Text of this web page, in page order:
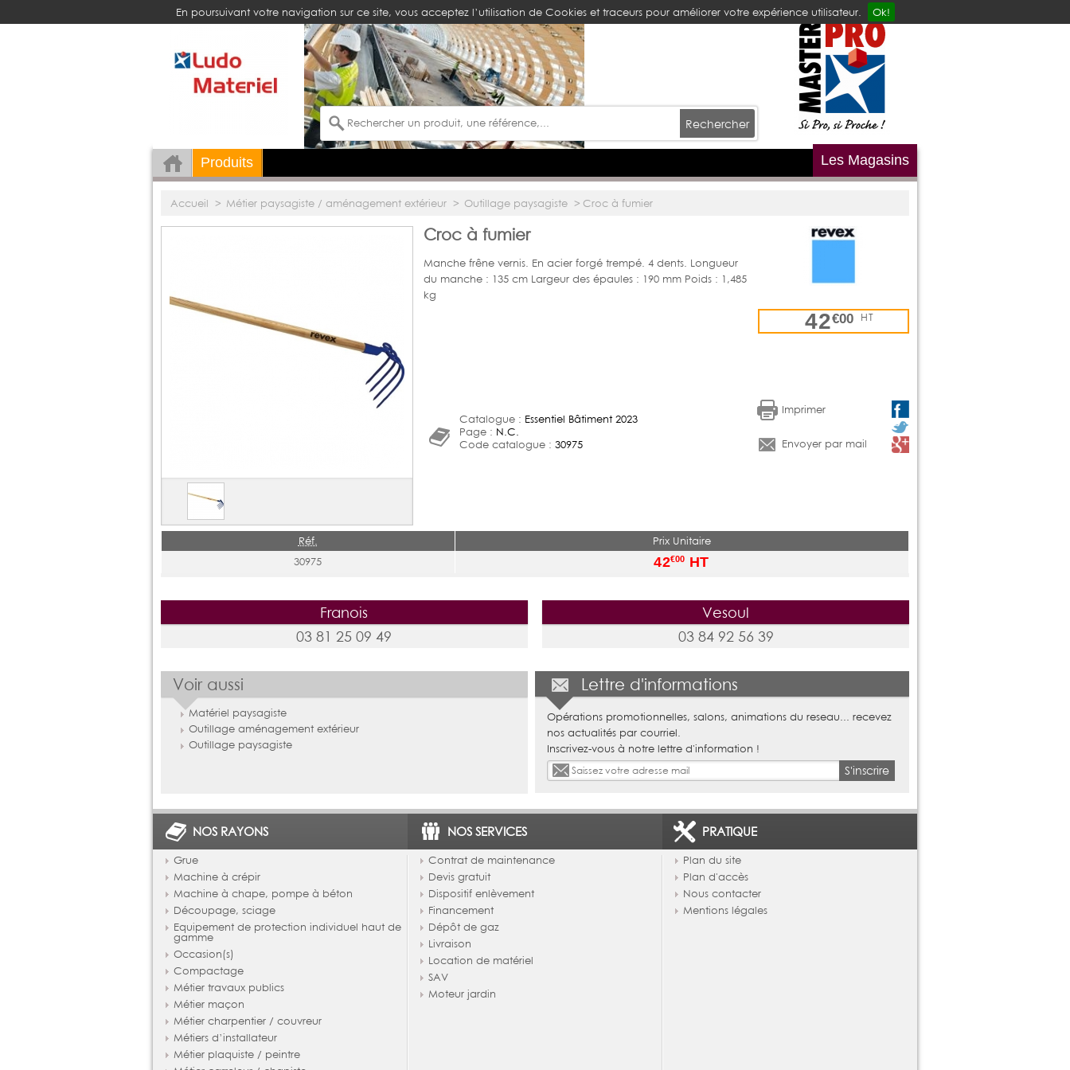
En poursuivant votre navigation sur ce site, vous acceptez l’utilisation de Cookies et traceurs pour améliorer votre expérience utilisateur. Ok!
Rechercher
Produits Les Magasins
Accueil > Métier paysagiste / aménagement extérieur > Outillage paysagiste > Croc à fumier
Croc à fumier
Manche frêne vernis. En acier forgé trempé. 4 dents. Longueur
du manche : 135 cm Largeur des épaules : 190 mm Poids : 1,485
kg
42€00 HT
Catalogue : Essentiel Bâtiment 2023
Page : N.C.
Code catalogue : 30975
Imprimer
Envoyer par mail
Réf.
Prix Unitaire
30975
42€00 HT
Franois
03 81 25 09 49
Vesoul
03 84 92 56 39
Lettre d'informations
Opérations promotionnelles, salons, animations du reseau... recevez
nos actualités par courriel.
Inscrivez-vous à notre lettre d'information !
S'inscrire
Voir aussi
Matériel paysagiste
Outillage aménagement extérieur
Outillage paysagiste
NOS RAYONS
Grue
Machine à crépir
Machine à chape, pompe à béton
Découpage, sciage
Equipement de protection individuel haut de
gamme
Occasion(s)
Compactage
Métier travaux publics
Métier maçon
Métier charpentier / couvreur
Métiers d’installateur
Métier plaquiste / peintre
NOS SERVICES
Contrat de maintenance
Devis gratuit
Dispositif enlèvement
Financement
Dépôt de gaz
Livraison
Location de matériel
SAV
Moteur jardin
PRATIQUE
Plan du site
Plan d'accès
Nous contacter
Mentions légales